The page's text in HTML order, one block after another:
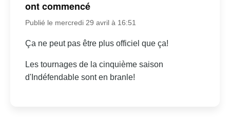
ont commencé
Publié le mercredi 29 avril à 16:51
Ça ne peut pas être plus officiel que ça!
Les tournages de la cinquième saison
d'Indéfendable sont en branle!